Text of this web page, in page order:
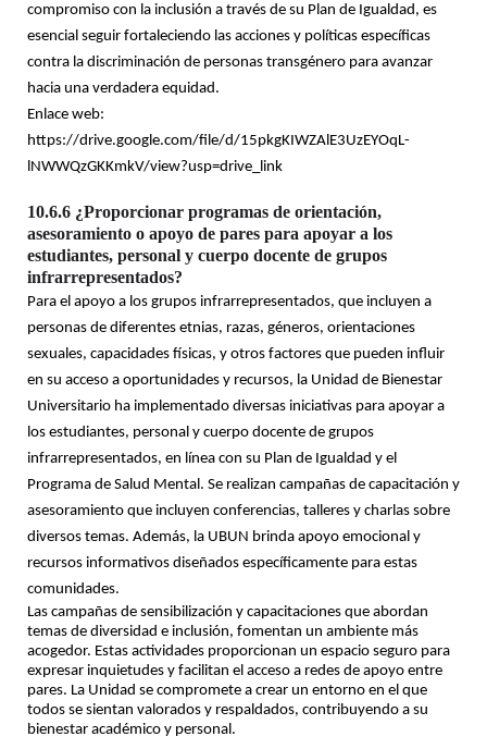
compromiso con la inclusión a través de su Plan de Igualdad, es
esencial seguir fortaleciendo las acciones y políticas específicas
contra la discriminación de personas transgénero para avanzar
hacia una verdadera equidad.
Enlace web:
https://drive.google.com/file/d/15pkgKIWZAlE3UzEYOqL-
lNWWQzGKKmkV/view?usp=drive_link
10.6.6 ¿Proporcionar programas de orientación,
asesoramiento o apoyo de pares para apoyar a los
estudiantes, personal y cuerpo docente de grupos
infrarrepresentados?
Para el apoyo a los grupos infrarrepresentados, que incluyen a
personas de diferentes etnias, razas, géneros, orientaciones
sexuales, capacidades físicas, y otros factores que pueden influir
en su acceso a oportunidades y recursos, la Unidad de Bienestar
Universitario ha implementado diversas iniciativas para apoyar a
los estudiantes, personal y cuerpo docente de grupos
infrarrepresentados, en línea con su Plan de Igualdad y el
Programa de Salud Mental. Se realizan campañas de capacitación y
asesoramiento que incluyen conferencias, talleres y charlas sobre
diversos temas. Además, la UBUN brinda apoyo emocional y
recursos informativos diseñados específicamente para estas
comunidades.
Las campañas de sensibilización y capacitaciones que abordan
temas de diversidad e inclusión, fomentan un ambiente más
acogedor. Estas actividades proporcionan un espacio seguro para
expresar inquietudes y facilitan el acceso a redes de apoyo entre
pares. La Unidad se compromete a crear un entorno en el que
todos se sientan valorados y respaldados, contribuyendo a su
bienestar académico y personal.